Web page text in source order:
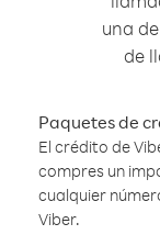
una
de
Paquetes de
El crédito de
compres un
cualquier
Viber.